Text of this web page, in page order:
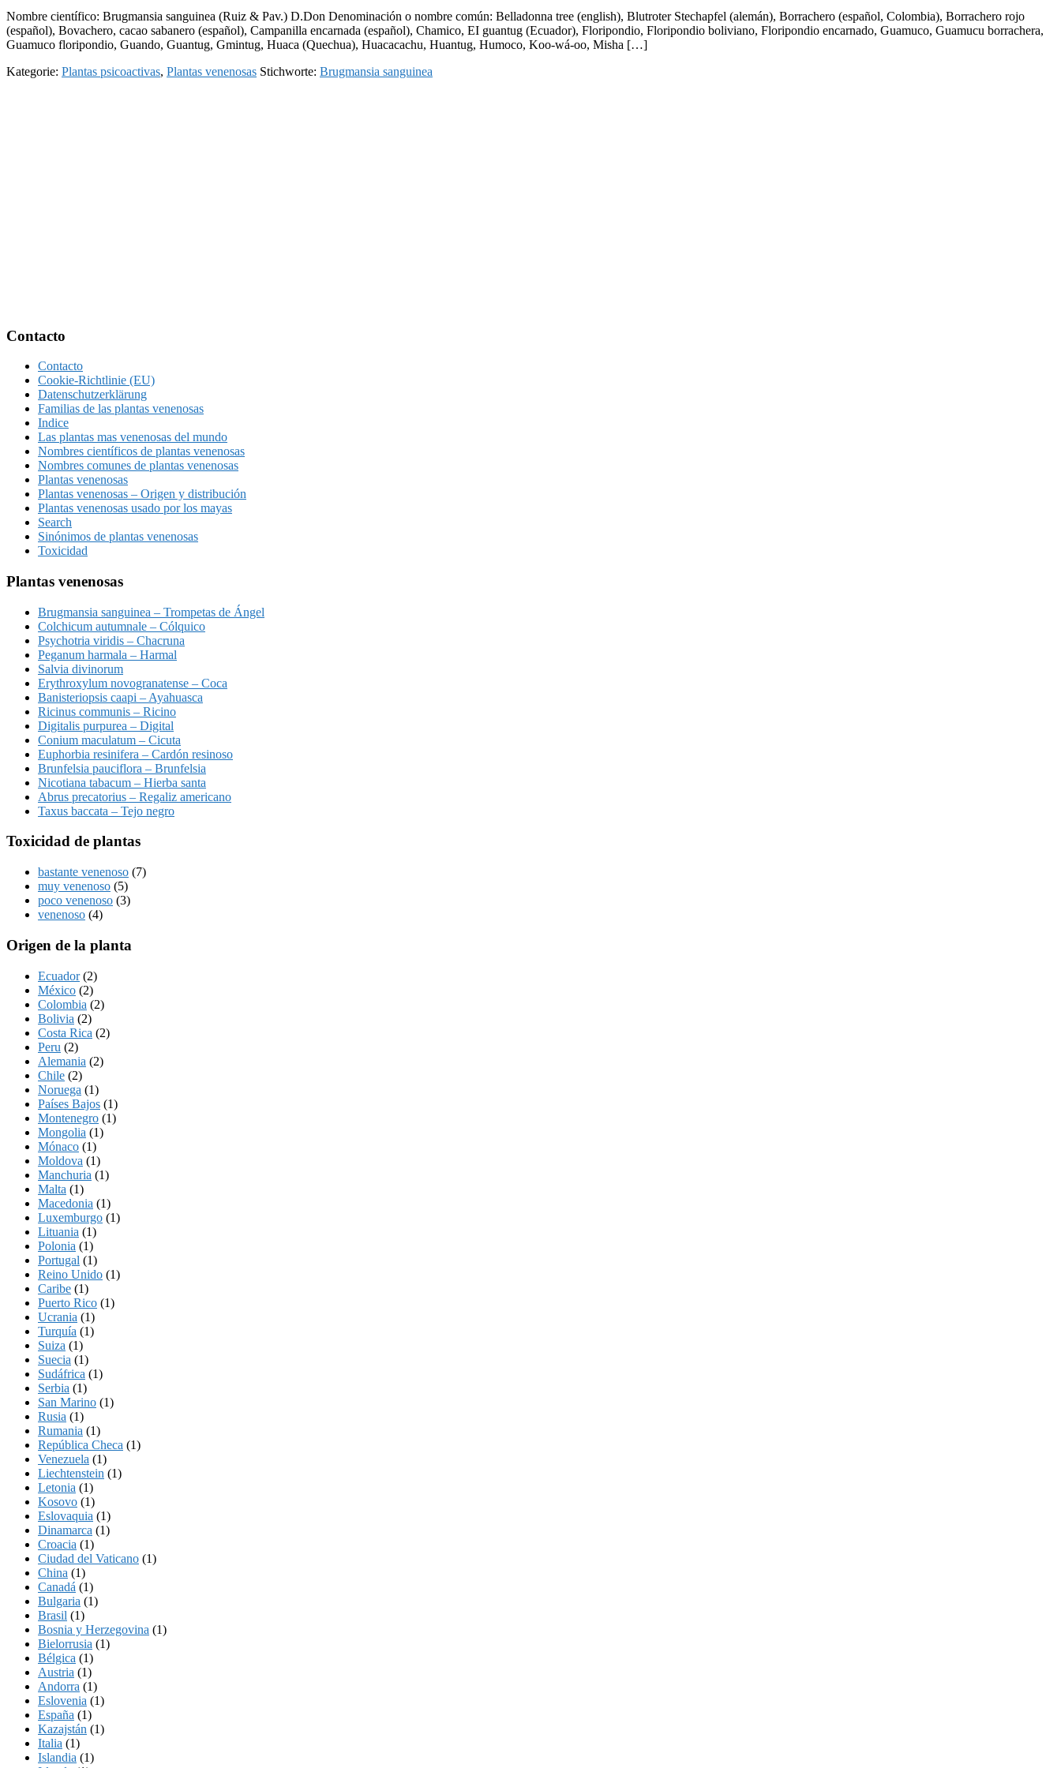
Nombre científico: Brugmansia sanguinea (Ruiz & Pav.) D.Don Denominación o nombre común: Belladonna tree (english), Blutroter Stechapfel (alemán), Borrachero (español, Colombia), Borrachero rojo
(español), Bovachero, cacao sabanero (español), Campanilla encarnada (español), Chamico, EI guantug (Ecuador), Floripondio, Floripondio boliviano, Floripondio encarnado, Guamuco, Guamucu borrachera,
Guamuco floripondio, Guando, Guantug, Gmintug, Huaca (Quechua), Huacacachu, Huantug, Humoco, Koo-wá-oo, Misha […]
Kategorie: Plantas psicoactivas, Plantas venenosas Stichworte: Brugmansia sanguinea
Footer
Contacto
Contacto
Cookie-Richtlinie (EU)
Datenschutzerklärung
Familias de las plantas venenosas
Indice
Las plantas mas venenosas del mundo
Nombres científicos de plantas venenosas
Nombres comunes de plantas venenosas
Plantas venenosas
Plantas venenosas – Origen y distribución
Plantas venenosas usado por los mayas
Search
Sinónimos de plantas venenosas
Toxicidad
Plantas venenosas
Brugmansia sanguinea – Trompetas de Ángel
Colchicum autumnale – Cólquico
Psychotria viridis – Chacruna
Peganum harmala – Harmal
Salvia divinorum
Erythroxylum novogranatense – Coca
Banisteriopsis caapi – Ayahuasca
Ricinus communis – Ricino
Digitalis purpurea – Digital
Conium maculatum – Cicuta
Euphorbia resinifera – Cardón resinoso
Brunfelsia pauciflora – Brunfelsia
Nicotiana tabacum – Hierba santa
Abrus precatorius – Regaliz americano
Taxus baccata – Tejo negro
Toxicidad de plantas
bastante venenoso (7)
muy venenoso (5)
poco venenoso (3)
venenoso (4)
Origen de la planta
Ecuador(2)
México (2)
Colombia (2)
Bolivia (2)
Costa Rica (2)
Peru (2)
Alemania (2)
Chile (2)
Noruega (1)
Países Bajos (1)
Montenegro (1)
Mongolia (1)
Mónaco (1)
Moldova (1)
Manchuria (1)
Malta (1)
Macedonia (1)
Luxemburgo (1)
Lituania (1)
Polonia (1)
Portugal (1)
Reino Unido (1)
Caribe (1)
Puerto Rico (1)
Ucrania (1)
Turquía (1)
Suiza (1)
Suecia (1)
Sudáfrica (1)
Serbia (1)
San Marino (1)
Rusia (1)
Rumania (1)
República Checa (1)
Venezuela (1)
Liechtenstein (1)
Letonia (1)
Kosovo (1)
Eslovaquia (1)
Dinamarca (1)
Croacia (1)
Ciudad del Vaticano (1)
China (1)
Canadá (1)
Bulgaria (1)
Brasil (1)
Bosnia y Herzegovina (1)
Bielorrusia (1)
Bélgica (1)
Austria (1)
Andorra (1)
Eslovenia (1)
España (1)
Kazajstán (1)
Italia (1)
Islandia (1)